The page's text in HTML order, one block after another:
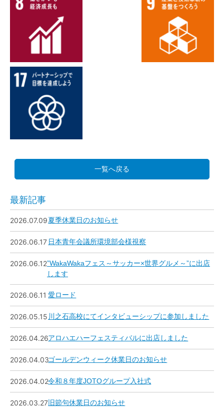
一覧へ戻る
最新記事
2026.07.09夏季休業日のお知らせ
2026.06.17 日本青年会議所環境部会様視察
2026.06.12”WakaWakaフェス～サッカー×世界グルメ～”に出店
します
2026.06.11 愛ロード
2026.05.15 川之石高校にてインタビューシップに参加しました
2026.04.26アロハエハーフェスティバルに出店しました
2026.04.03ゴールデンウィーク休業日のお知らせ
2026.04.02令和８年度JOTOグループ入社式
2026.03.27旧節句休業日のお知らせ